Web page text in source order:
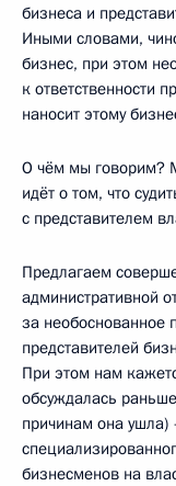
бизнеса и
Иными словами,
бизнес, при этом
к ответственности
наносит этому
О чём мы говорим?
идёт о том, что
с представителем
Предлагаем
административной
за необоснованное
представителей
При этом нам
обсуждалась
причинам она
бизнесменов на